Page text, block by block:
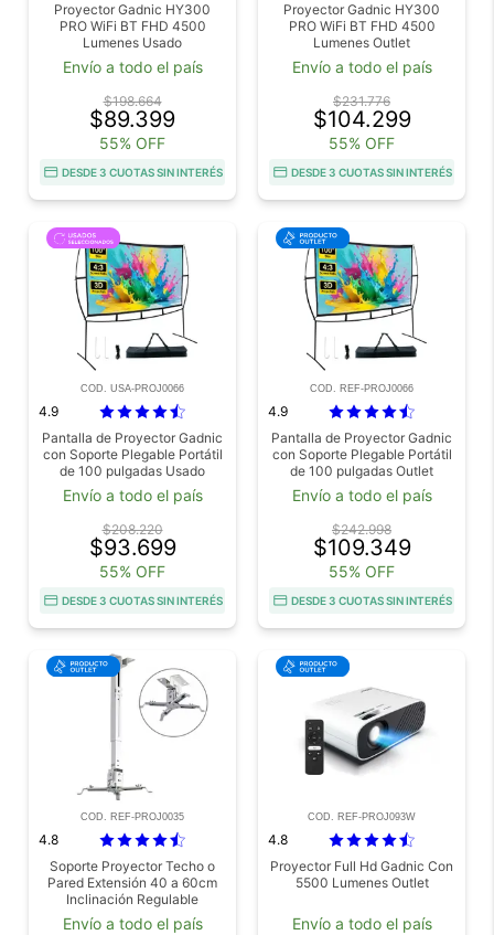
Proyector Gadnic HY300
PRO WiFi BT FHD 4500
Lumenes Usado
Envío a todo el país
$198.664
$89.399
55% OFF
DESDE 3 CUOTAS SIN INTERÉS
Proyector Gadnic HY300
PRO WiFi BT FHD 4500
Lumenes Outlet
Envío a todo el país
$231.776
$104.299
55% OFF
DESDE 3 CUOTAS SIN INTERÉS
COD. USA-PROJ0066
4.9
Pantalla de Proyector Gadnic
con Soporte Plegable Portátil
de 100 pulgadas Usado
Envío a todo el país
$208.220
$93.699
55% OFF
DESDE 3 CUOTAS SIN INTERÉS
COD. REF-PROJ0066
4.9
Pantalla de Proyector Gadnic
con Soporte Plegable Portátil
de 100 pulgadas Outlet
Envío a todo el país
$242.998
$109.349
55% OFF
DESDE 3 CUOTAS SIN INTERÉS
COD. REF-PROJ0035
4.8
Soporte Proyector Techo o
Pared Extensión 40 a 60cm
Inclinación Regulable
Resistente Outlet
Envío a todo el país
COD. REF-PROJ093W
4.8
Proyector Full Hd Gadnic Con
5500 Lumenes Outlet
Envío a todo el país